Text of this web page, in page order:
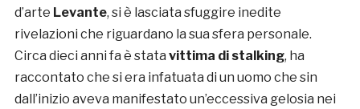
d’arte Levante, si è lasciata sfuggire inedite
rivelazioni che riguardano la sua sfera personale.
Circa dieci anni fa è stata vittima di stalking, ha
raccontato che si era infatuata di un uomo che sin
dall’inizio aveva manifestato un’eccessiva gelosia nei